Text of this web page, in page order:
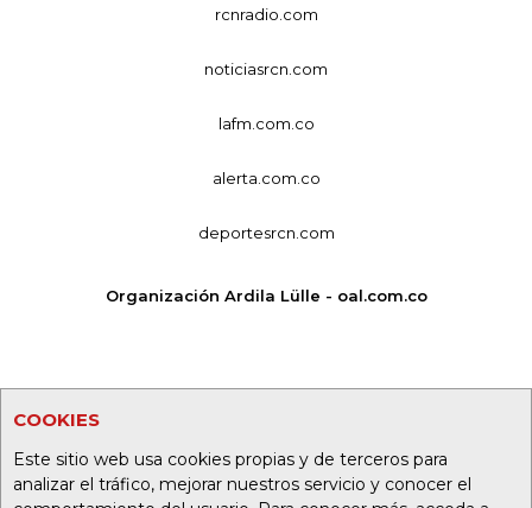
COOKIES
Este sitio web usa cookies propias y de terceros para
analizar el tráfico, mejorar nuestros servicio y conocer el
rcnradio.com
noticiasrcn.com
lafm.com.co
alerta.com.co
deportesrcn.com
Organización Ardila Lülle - oal.com.co